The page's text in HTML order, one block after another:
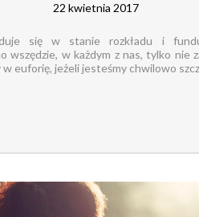
22 kwietnia 2017
się w stanie rozkładu i
wszędzie, w każdym z nas, tylko nie
euforię, jeżeli jesteśmy chwilowo